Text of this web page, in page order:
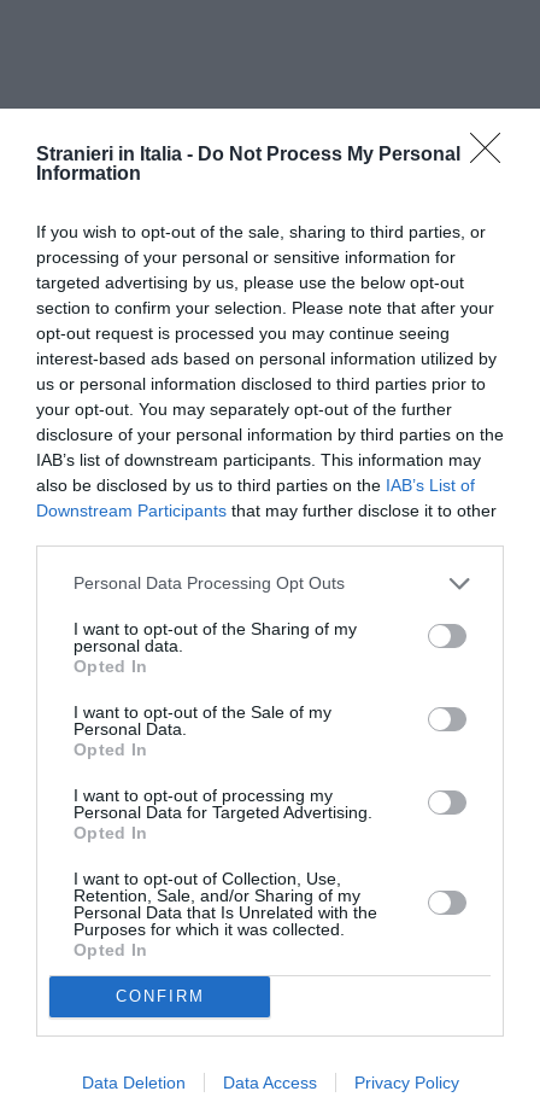
Stranieri in Italia - Do Not Process My Personal
Information
If you wish to opt-out of the sale, sharing to third parties, or
processing of your personal or sensitive information for
targeted advertising by us, please use the below opt-out
section to confirm your selection. Please note that after your
opt-out request is processed you may continue seeing
interest-based ads based on personal information utilized by
us or personal information disclosed to third parties prior to
your opt-out. You may separately opt-out of the further
disclosure of your personal information by third parties on the
IAB’s list of downstream participants. This information may
also be disclosed by us to third parties on the IAB’s List of
Downstream Participants that may further disclose it to other
Personal Data Processing Opt Outs
I want to opt-out of the Sharing of my
personal data.
Opted In
I want to opt-out of the Sale of my
Personal Data.
Opted In
I want to opt-out of processing my
Personal Data for Targeted Advertising.
Opted In
I want to opt-out of Collection, Use,
Retention, Sale, and/or Sharing of my
Personal Data that Is Unrelated with the
Purposes for which it was collected.
Opted In
CONFIRM
Data Deletion Data Access Privacy Policy
Shares SCRITTORI
Come un cioccolatino fondente
Elvio Pasca
23 Gennaio 2009, 17:35